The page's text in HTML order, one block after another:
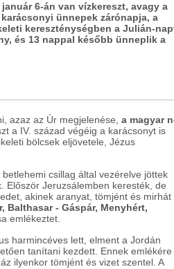
6-án van vízkereszt, avagy a
ünnepek zárónapja, a
kereszténységben a Julián-
és 13 nappal később ünneplik a
azaz az Úr megjelenése, a magyar
a IV. század végéig a karácsonyt is
bölcsek eljövetele, Jézus
csillag által vezérelve jöttek
Először Jeruzsálemben keresték, de
akinek aranyat, tömjént és mirhát
Balthasar - Gáspár, Menyhért,
emlékeztet.
harmincéves lett, elment a Jordán
tanítani kezdett. Ennek emlékére
ilyenkor tömjént és vizet szentel. A